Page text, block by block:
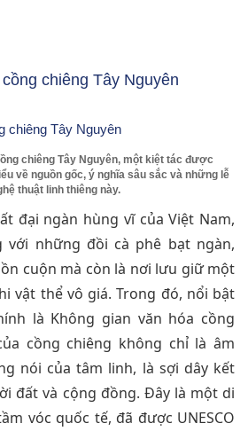
chiêng Tây Nguyên
chiêng Tây Nguyên
chiêng Tây Nguyên, một kiệt tác được
về nguồn gốc, ý nghĩa sâu sắc và những lễ
thuật linh thiêng này.
đại ngàn hùng vĩ của Việt Nam,
với những đồi cà phê bạt ngàn,
cuộn mà còn là nơi lưu giữ một
vật thể vô giá. Trong đó, nổi bật
là Không gian văn hóa cồng
cồng chiêng không chỉ là âm
nói của tâm linh, là sợi dây kết
đất và cộng đồng. Đây là một di
vóc quốc tế, đã được UNESCO